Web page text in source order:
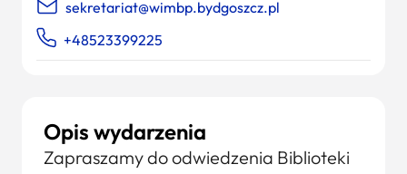
Opis wydarzenia
Zapraszamy do odwiedzenia Biblioteki
sekretariat@wimbp.bydgoszcz.pl
+48523399225